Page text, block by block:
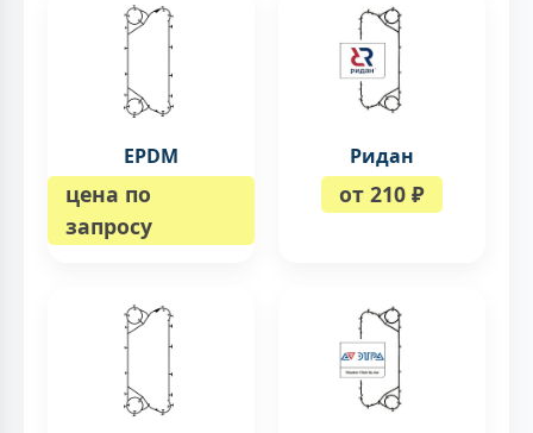
EPDM
цена по
запросу
Ридан
от 210 ₽